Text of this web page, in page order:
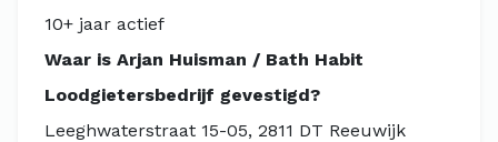
10+ jaar actief
Waar is Arjan Huisman / Bath Habit
Loodgietersbedrijf gevestigd?
Leeghwaterstraat 15-05, 2811 DT Reeuwijk